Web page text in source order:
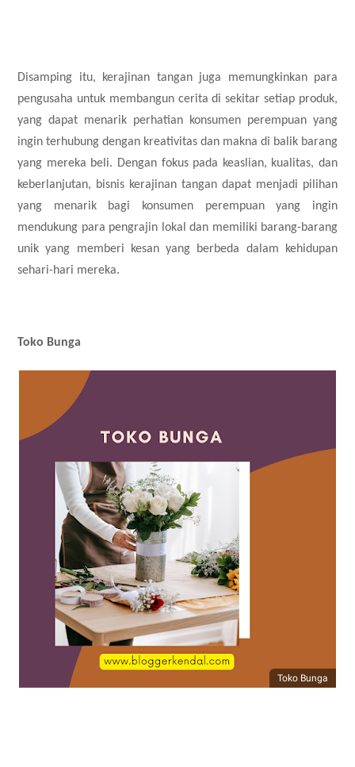
Disamping itu, kerajinan tangan juga memungkinkan para
pengusaha untuk membangun cerita di sekitar setiap produk,
yang dapat menarik perhatian konsumen perempuan yang
ingin terhubung dengan kreativitas dan makna di balik barang
yang mereka beli. Dengan fokus pada keaslian, kualitas, dan
keberlanjutan, bisnis kerajinan tangan dapat menjadi pilihan
yang menarik bagi konsumen perempuan yang ingin
mendukung para pengrajin lokal dan memiliki barang-barang
unik yang memberi kesan yang berbeda dalam kehidupan
sehari-hari mereka.
Toko Bunga
Toko Bunga